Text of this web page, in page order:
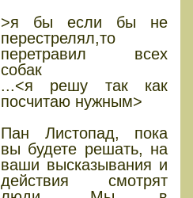
>я бы если бы не
перестрелял,то
перетравил всех
собак
...<я решу так как
посчитаю нужным>
Пан Листопад, пока
вы будете решать, на
ваши высказывания и
действия смотрят